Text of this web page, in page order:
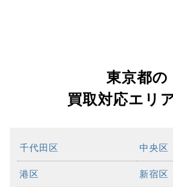
東京都の
買取対応エリ
千代田区 中央区
港区 新宿区